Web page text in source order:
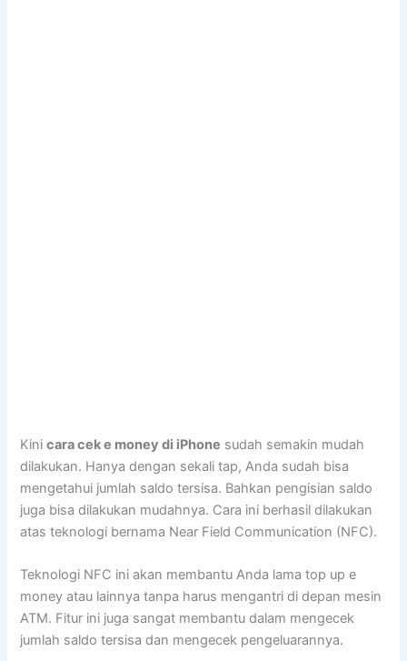
Kinicara cek e money di iPhone sudah semakin mudah
dilakukan. Hanya dengan sekali tap, Anda sudah bisa
mengetahui jumlah saldo tersisa. Bahkan pengisian saldo
juga bisa dilakukan mudahnya. Cara ini berhasil dilakukan
atas teknologi bernama Near Field Communication (NFC).
Teknologi NFC ini akan membantu Anda lama top up e
money atau lainnya tanpa harus mengantri di depan mesin
ATM. Fitur ini juga sangat membantu dalam mengecek
jumlah saldo tersisa dan mengecek pengeluarannya.